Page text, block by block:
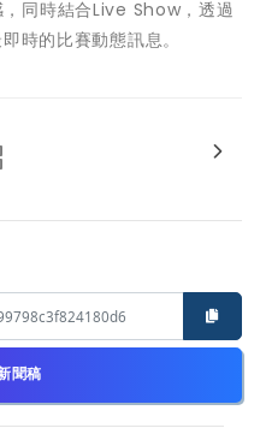
同時結合Live Show，透過
時的比賽動態訊息。
聞稿